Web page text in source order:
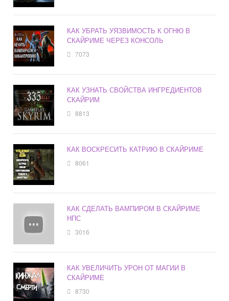
КАК УБРАТЬ УЯЗВИМОСТЬ К ОГНЮ В
СКАЙРИМЕ ЧЕРЕЗ КОНСОЛЬ
7073
КАК УЗНАТЬ СВОЙСТВА ИНГРЕДИЕНТОВ
СКАЙРИМ
8813
КАК ВОСКРЕСИТЬ КАТРИЮ В СКАЙРИМЕ
8061
КАК СДЕЛАТЬ ВАМПИРОМ В СКАЙРИМЕ
НПС
3016
КАК УВЕЛИЧИТЬ УРОН ОТ МАГИИ В
СКАЙРИМЕ
8730